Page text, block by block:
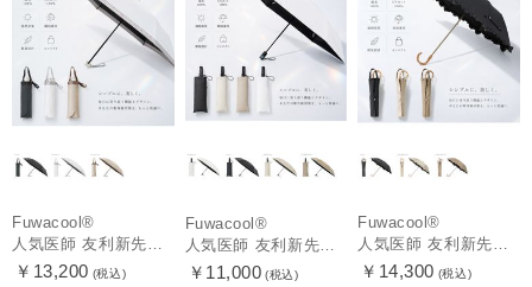
Fuwacool®
人気医師 友利新先生がほんきで作った”絶対に忘れない誰でも日傘” 50【晴雨兼用折りたたみ日傘】フワクール® (Fuwacool®) 雨の日OK 軽量 遮光100% UV100%
￥13,200 (税込)
Fuwacool®
人気医師 友利新先生がほんきで作った”絶対に忘れない誰でも日傘”ワンタッチ開閉日傘【晴雨兼用折りたたみ日傘】フワクール® (Fuwacool®) 雨の日OK 軽量 遮光100% UV100％
￥11,000 (税込)
Fuwacool®
人気医師 友利新先生がほんきで作った”絶対に忘れない誰でも日傘” エレガント派のバンブーフリル【晴雨兼用日傘】フワクール® (Fuwacool®) 雨の日OK 軽量 遮光100% UV100％
￥14,300 (税込)